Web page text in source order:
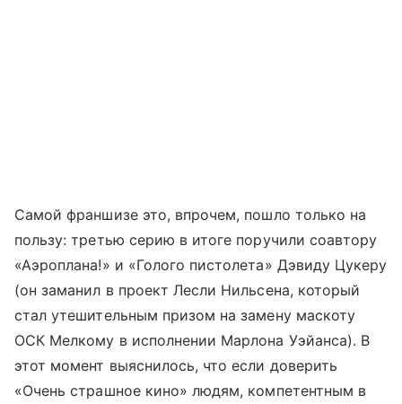
Самой франшизе это, впрочем, пошло только на
пользу: третью серию в итоге поручили соавтору
«Аэроплана!» и «Голого пистолета» Дэвиду Цукеру
(он заманил в проект Лесли Нильсена, который
стал утешительным призом на замену маскоту
ОСК Мелкому в исполнении Марлона Уэйанса). В
этот момент выяснилось, что если доверить
«Очень страшное кино» людям, компетентным в